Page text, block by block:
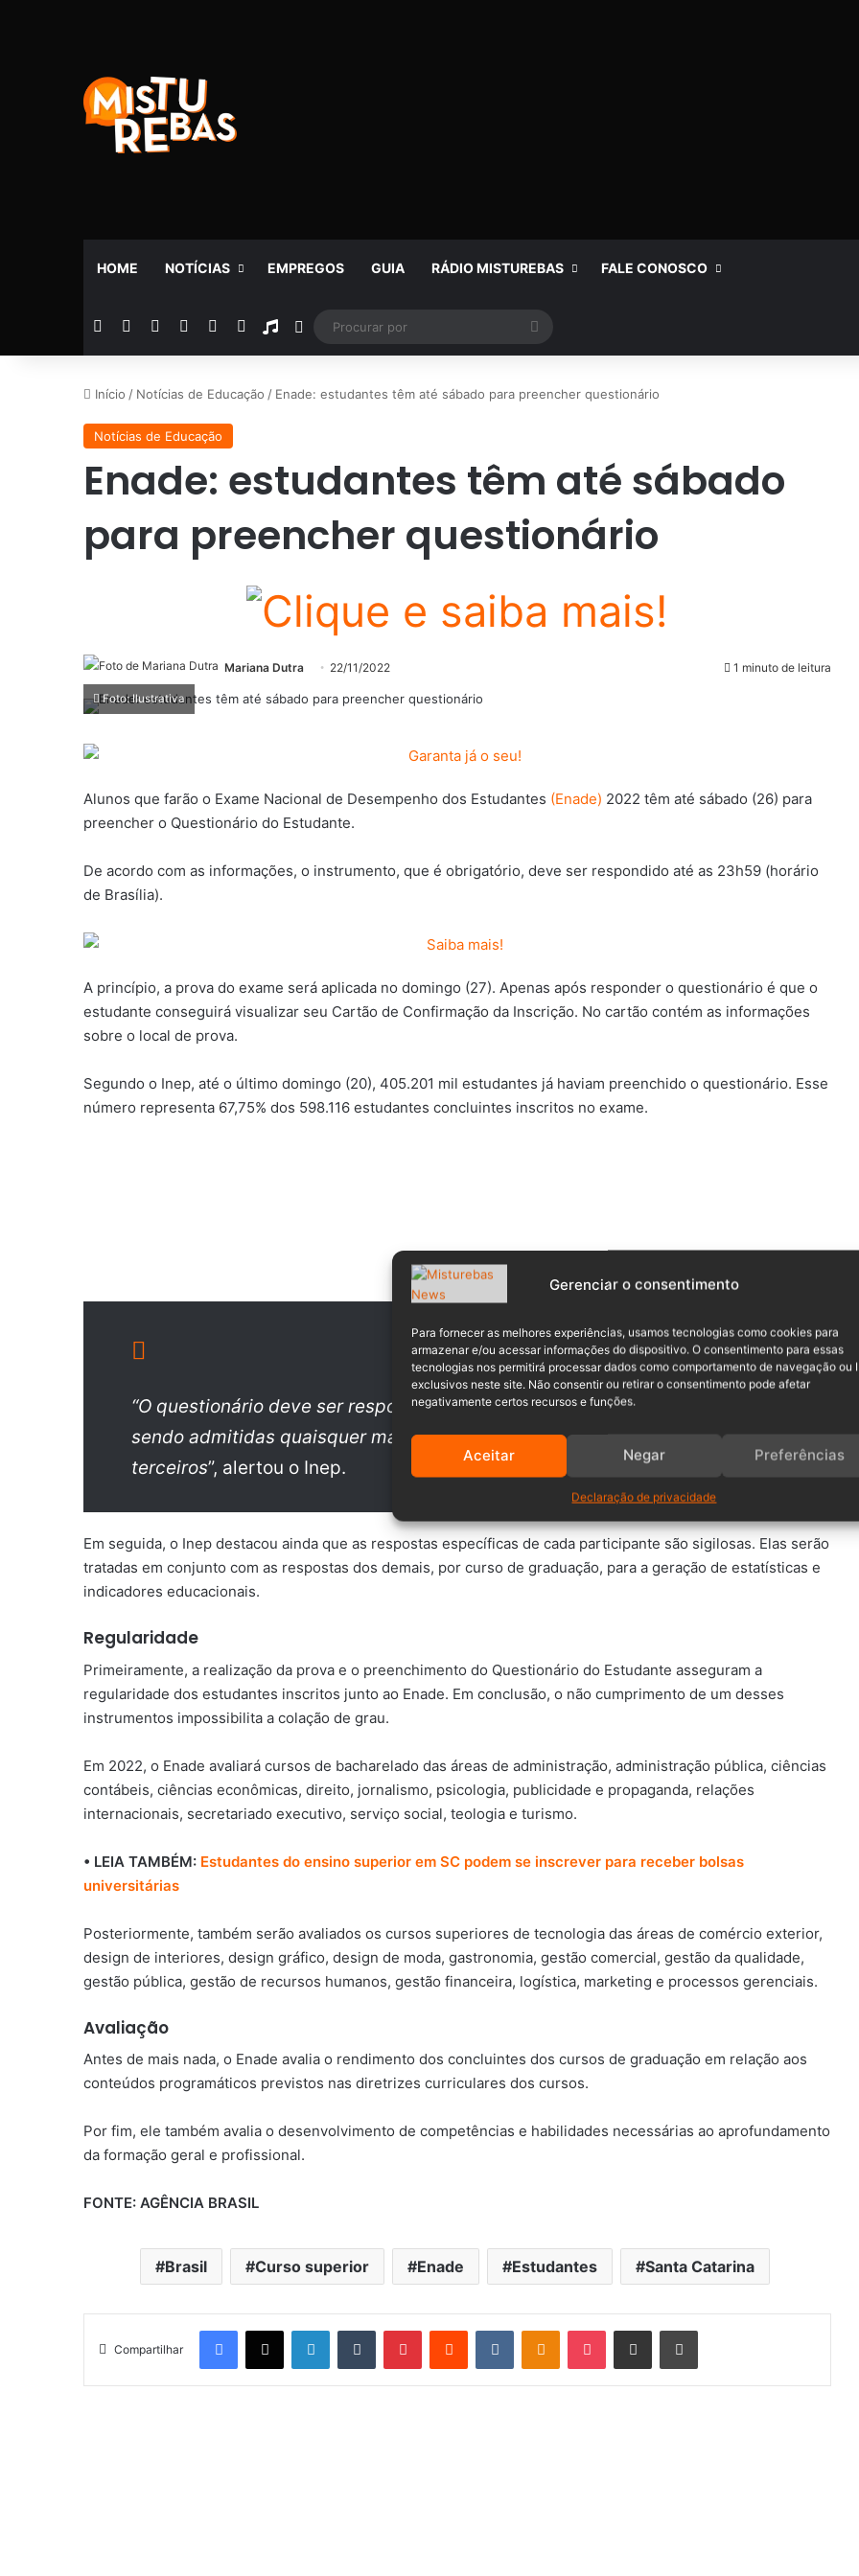
Gerenciar o consentimento
Para fornecer as melhores experiências, usamos tecnologias como cookies para
armazenar e/ou acessar informações do dispositivo. O consentimento para essas
tecnologias nos permitirá processar dados como comportamento de navegação ou
exclusivos neste site. Não consentir ou retirar o consentimento pode afetar
negativamente certos recursos e funções.
Aceitar Negar Preferências
Declaração de privacidade
HOME NOTÍCIAS EMPREGOS GUIA RÁDIO MISTUREBAS FALE CONOSCO
Facebook YouTubeInstagramTelegramWhatsApp
Rádio Switch skin
por
Início / Notícias de Educação / Enade: estudantes têm até sábado para preencher questionário
Notícias de Educação
Enade: estudantes têm até sábado
para preencher questionário
Mariana Dutra 22/11/2022 1 minuto de leitura
Foto: Ilustrativa
Alunos que farão o Exame Nacional de Desempenho dos Estudantes (Enade) 2022 têm até sábado (26) para
preencher o Questionário do Estudante.
De acordo com as informações, o instrumento, que é obrigatório, deve ser respondido até as 23h59 (horário
de Brasília).
A princípio, a prova do exame será aplicada no domingo (27). Apenas após responder o questionário é que o
estudante conseguirá visualizar seu Cartão de Confirmação da Inscrição. No cartão contém as informações
sobre o local de prova.
Segundo o Inep, até o último domingo (20), 405.201 mil estudantes já haviam preenchido o questionário. Esse
número representa 67,75% dos 598.116 estudantes concluintes inscritos no exame.
“O questionário deve ser respondido exclusivamente pelo estudante, não
sendo admitidas quaisquer manipulações, influências ou pressões de
terceiros”, alertou o Inep.
Em seguida, o Inep destacou ainda que as respostas específicas de cada participante são sigilosas. Elas serão
tratadas em conjunto com as respostas dos demais, por curso de graduação, para a geração de estatísticas e
indicadores educacionais.
Regularidade
Primeiramente, a realização da prova e o preenchimento do Questionário do Estudante asseguram a
regularidade dos estudantes inscritos junto ao Enade. Em conclusão, o não cumprimento de um desses
instrumentos impossibilita a colação de grau.
Em 2022, o Enade avaliará cursos de bacharelado das áreas de administração, administração pública, ciências
contábeis, ciências econômicas, direito, jornalismo, psicologia, publicidade e propaganda, relações
internacionais, secretariado executivo, serviço social, teologia e turismo.
• LEIA TAMBÉM: Estudantes do ensino superior em SC podem se inscrever para receber bolsas
universitárias
Posteriormente, também serão avaliados os cursos superiores de tecnologia das áreas de comércio exterior,
design de interiores, design gráfico, design de moda, gastronomia, gestão comercial, gestão da qualidade,
gestão pública, gestão de recursos humanos, gestão financeira, logística, marketing e processos gerenciais.
Avaliação
Antes de mais nada, o Enade avalia o rendimento dos concluintes dos cursos de graduação em relação aos
conteúdos programáticos previstos nas diretrizes curriculares dos cursos.
Por fim, ele também avalia o desenvolvimento de competências e habilidades necessárias ao aprofundamento
da formação geral e profissional.
FONTE: AGÊNCIA BRASIL
Brasil Curso superior Enade Estudantes Santa Catarina
Compartilhar